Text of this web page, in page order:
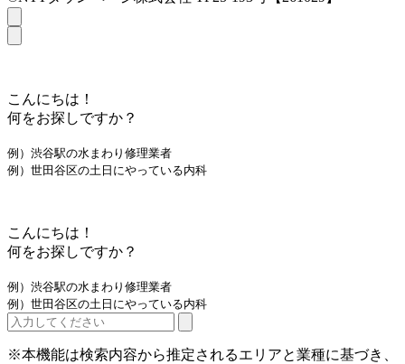
こんにちは！
何をお探しですか？
例）渋谷駅の水まわり修理業者
例）世田谷区の土日にやっている内科
こんにちは！
何をお探しですか？
例）渋谷駅の水まわり修理業者
例）世田谷区の土日にやっている内科
※本機能は検索内容から推定されるエリアと業種に基づき、